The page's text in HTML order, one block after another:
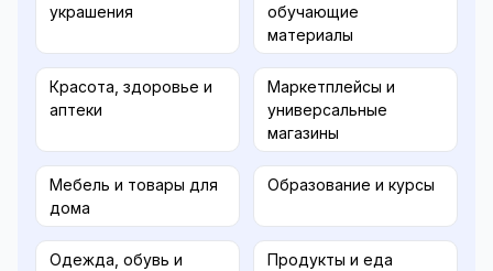
украшения
обучающие
материалы
Красота, здоровье и
аптеки
Маркетплейсы и
универсальные
магазины
Мебель и товары для
дома
Образование и курсы
Одежда, обувь и
Продукты и еда